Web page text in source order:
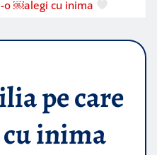
o ￼alegi cu inima
pe care
inima